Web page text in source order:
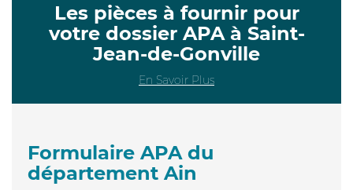
Les pièces à fournir pour
votre dossier APA à Saint-
Jean-de-Gonville
En Savoir Plus
Formulaire APA du
département Ain